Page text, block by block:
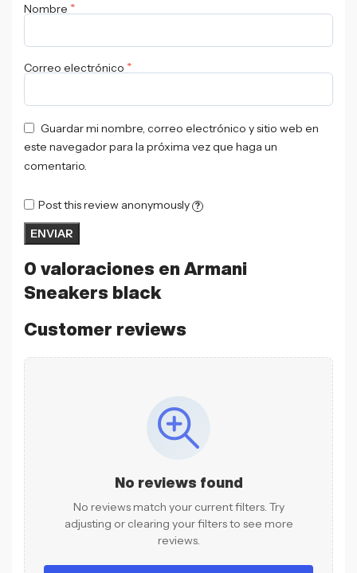
0 valoraciones en Armani
Sneakers black
Customer reviews
No reviews found
No reviews match your current filters. Try
adjusting or clearing your filters to see more
reviews.
Nombre *
Correo electrónico *
Guardar mi nombre, correo electrónico y sitio web en
este navegador para la próxima vez que haga un
comentario.
Post this review anonymously ?